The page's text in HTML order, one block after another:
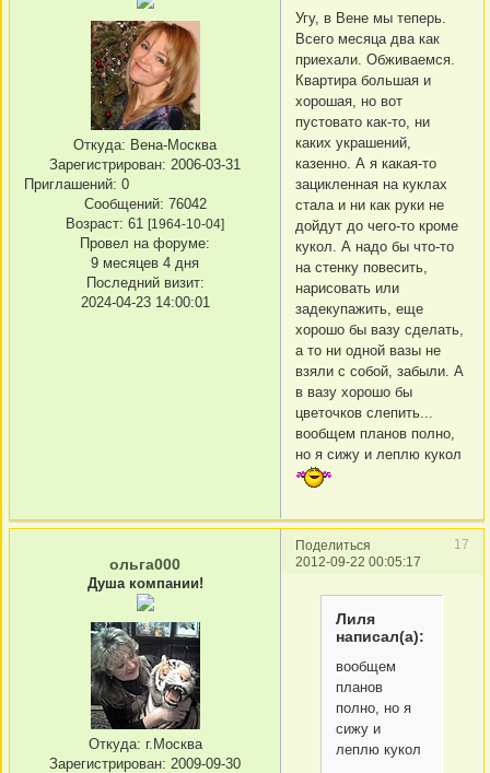
Откуда: Вена-Москва
Зарегистрирован: 2006-03-31
Приглашений: 0
Сообщений: 76042
Возраст: 61 [1964-10-04]
Провел на форуме:
9 месяцев 4 дня
Последний визит:
2024-04-23 14:00:01
Угу, в Вене мы теперь.
Всего месяца два как
приехали. Обживаемся.
Квартира большая и
хорошая, но вот
пустовато как-то, ни
каких украшений,
казенно. А я какая-то
зацикленная на куклах
стала и ни как руки не
дойдут до чего-то кроме
кукол. А надо бы что-то
на стенку повесить,
нарисовать или
задекупажить, еще
хорошо бы вазу сделать,
а то ни одной вазы не
взяли с собой, забыли. А
в вазу хорошо бы
цветочков слепить...
вообщем планов полно,
но я сижу и леплю кукол
Поделиться
17
2012-09-22 00:05:17
ольга000
Душа компании!
Откуда: г.Москва
Зарегистрирован: 2009-09-30
Лиля
написал(а):
вообщем
планов
полно, но я
сижу и
леплю кукол